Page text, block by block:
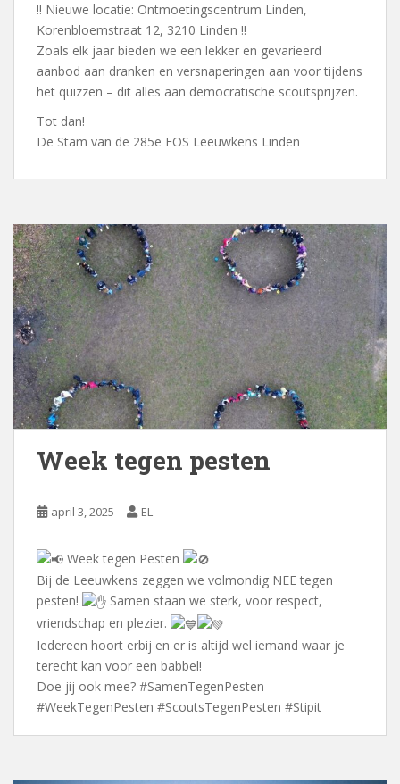
!! Nieuwe locatie: Ontmoetingscentrum Linden,
Korenbloemstraat 12, 3210 Linden !!
Zoals elk jaar bieden we een lekker en gevarieerd
aanbod aan dranken en versnaperingen aan voor tijdens
het quizzen – dit alles aan democratische scoutsprijzen.
Tot dan!
De Stam van de 285e FOS Leeuwkens Linden
Week tegen pesten
april 3, 2025 EL
Week tegen Pesten
Bij de Leeuwkens zeggen we volmondig NEE tegen
pesten!
Samen staan we sterk, voor respect,
vriendschap en plezier.
Iedereen hoort erbij en er is altijd wel iemand waar je
terecht kan voor een babbel!
Doe jij ook mee? #SamenTegenPesten
#WeekTegenPesten #ScoutsTegenPesten #Stipit